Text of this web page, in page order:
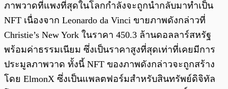
ภาพวาดที่แพงที่สุดในโลกกำลังจะถูกนำกลับมาทำเป็น
NFT เนื่องจาก Leonardo da Vinci ขายภาพดังกล่าวที่
Christie’s New York ในราคา 450.3 ล้านดอลลาร์สหรัฐ
พร้อมค่าธรรมเนียม ซึ่งเป็นราคาสูงที่สุดเท่าที่เคยมีการ
ประมูลภาพวาด ทั้งนี้ NFT ของภาพดังกล่าวจะถูกสร้าง
โดย ElmonX ซึ่งเป็นแพลตฟอร์มสำหรับสินทรัพย์ดิจิทัล